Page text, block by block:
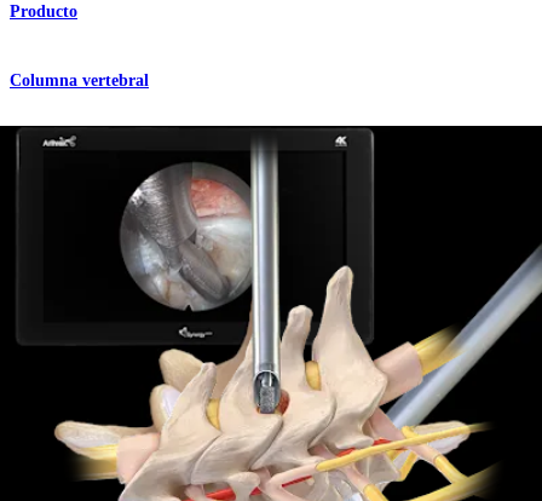
Producto
Columna vertebral
Corte transversal de la rama medial
Columna vertebral
Denervación de la articulación sacroilíaca
Producto